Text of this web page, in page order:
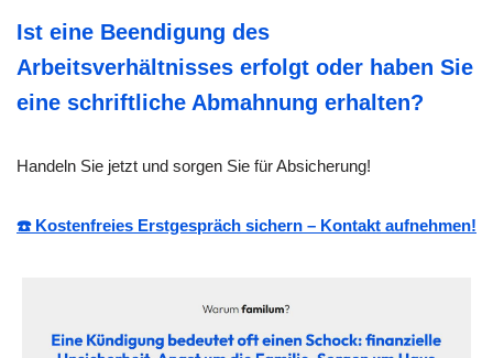
Ist eine Beendigung des
Arbeitsverhältnisses erfolgt oder haben Sie
eine schriftliche Abmahnung erhalten?
Handeln Sie jetzt und sorgen Sie für Absicherung!
☎️ Kostenfreies Erstgespräch sichern – Kontakt aufnehmen!